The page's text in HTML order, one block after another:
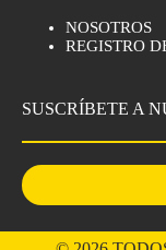
NOSOTROS
REGISTRO
SUSCRÍBETE A